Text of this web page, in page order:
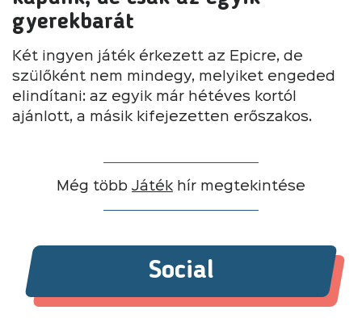
gyerekbarát
Két ingyen játék érkezett az Epicre, de
szülőként nem mindegy, melyiket engeded
elindítani: az egyik már hétéves kortól
ajánlott, a másik kifejezetten erőszakos.
Még több Játék hír megtekintése
Social